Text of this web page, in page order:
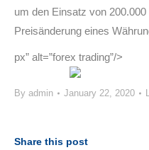
um den Einsatz von
Preisänderung eines
px” alt=”forex trading”/>
By admin January 22, 2020
Share this post